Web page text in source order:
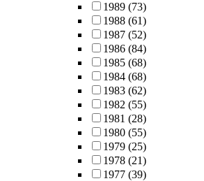
1989 (73)
1988 (61)
1987 (52)
1986 (84)
1985 (68)
1984 (68)
1983 (62)
1982 (55)
1981 (28)
1980 (55)
1979 (25)
1978 (21)
1977 (39)